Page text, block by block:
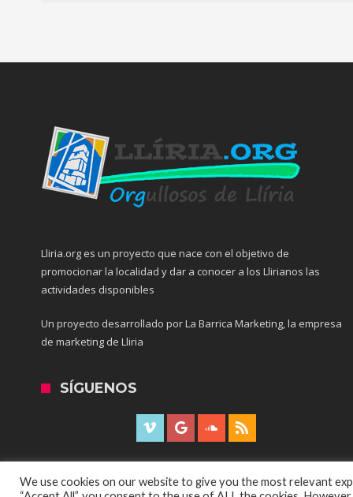
Lliria.org es un proyecto que nace con el objetivo de
promocionar la localidad y dar a conocer a los Llirianos las
actividades disponibles
Un proyecto desarrollado por La Barrica Marketing, la empresa
de marketing de Lliria
SÍGUENOS
We use cookies on our website to give you the most relevant